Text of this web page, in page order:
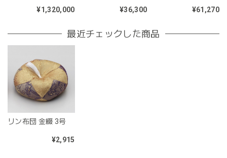
¥1,320,000
¥36,300
¥61,270
最近チェックした商品
リン布団 金綴 3号
¥2,915